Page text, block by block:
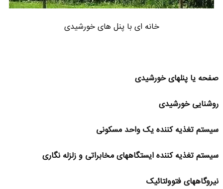
خانه ای با پنل های خورشیدی
صفحه یا پنلهای خورشیدی
روشنایی خورشیدی
سیستم تغذیه کننده یک واحد مسکونی
سیستم تغذیه کننده ایستگاههای مخابراتی و زلزله نگاری
نیروگاههای فتوولتائیک